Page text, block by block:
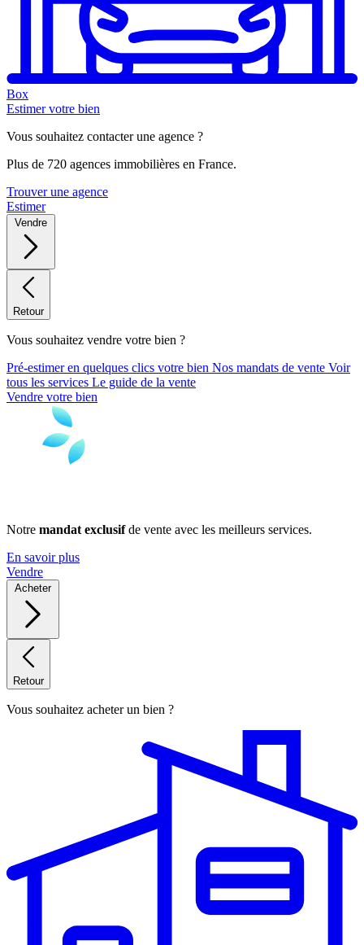
Box
Estimer votre bien
Vous souhaitez contacter une agence ?
Plus de 720 agences immobilières en France.
Trouver une agence
Estimer
Vendre
Retour
Vous souhaitez vendre votre bien ?
Pré-estimer en quelques clics votre bien Nos mandats de vente Voir
tous les services Le guide de la vente
Vendre votre bien
Notre mandat exclusifde vente avec les meilleurs services.
En savoir plus
Vendre
Acheter
Retour
Vous souhaitez acheter un bien ?